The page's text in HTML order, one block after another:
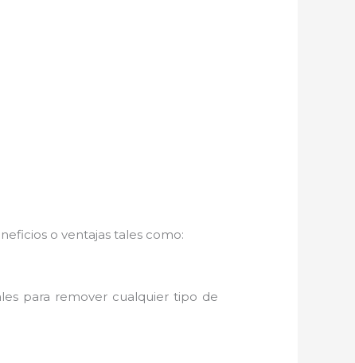
o ventajas tales como:
para remover cualquier tipo de